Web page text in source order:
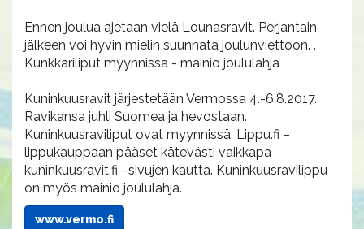
Ennen joulua ajetaan vielä Lounasravit. Perjantain
jälkeen voi hyvin mielin suunnata joulunviettoon. .
Kunkkariliput myynnissä - mainio joululahja
Kuninkuusravit järjestetään Vermossa 4.-6.8.2017.
Ravikansa juhli Suomea ja hevostaan.
Kuninkuusraviliput ovat myynnissä. Lippu.fi –
lippukauppaan pääset kätevästi vaikkapa
kuninkuusravit.fi –sivujen kautta. Kuninkuusravilippu
on myös mainio joululahja.
www.vermo.fi